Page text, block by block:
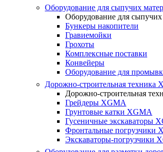
Оборудование для сыпучих
Оборудование для сыпучих
Бункеры накопители
Гравиемойки
Грохоты
Комплексные поставки
Конвейеры
Оборудование для
Дорожно-строительная техника
Дорожно-строительная
Грейдеры XGMA
Грунтовые катки XGMA
Гусеничные экскаваторы
Фронтальные погрузчики
Экскаваторы-погрузчики